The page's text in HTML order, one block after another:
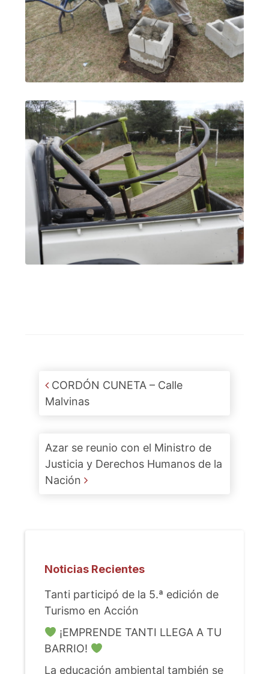
Post navigation
CORDÓN CUNETA – Calle
Malvinas
Azar se reunio con el Ministro de
Justicia y Derechos Humanos de la
Nación
Noticias Recientes
Tanti participó de la 5.ª edición de
Turismo en Acción
¡EMPRENDE TANTI LLEGA A TU
BARRIO!
La educación ambiental también se